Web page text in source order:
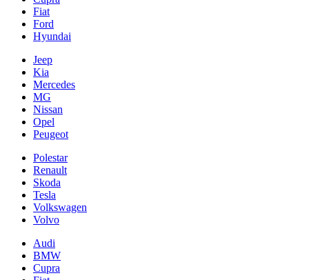
Fiat
Ford
Hyundai
Jeep
Kia
Mercedes
MG
Nissan
Opel
Peugeot
Polestar
Renault
Skoda
Tesla
Volkswagen
Volvo
Audi
BMW
Cupra